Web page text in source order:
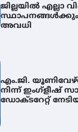
ജില്ലയിൽ എല്ലാ
അവധി
എം.ജി.
നിന്ന് ഇംഗ്ളീഷ്
ഡോക്ടറേറ്റ്